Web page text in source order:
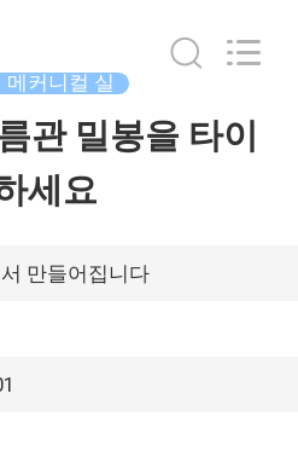
메커니컬 실
관 밀봉을 타이
세요
만들어집니다